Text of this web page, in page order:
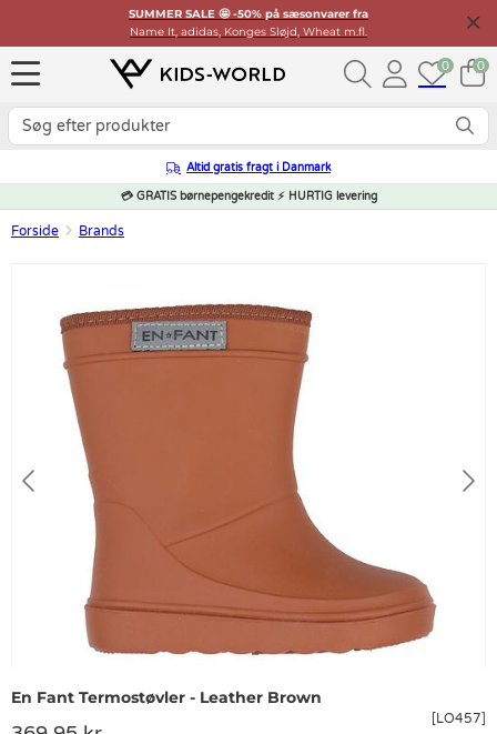
SUMMER SALE 🤩 -50% på sæsonvarer fra
Name It, adidas, Konges Sløjd, Wheat m.fl.
0 0
Altid gratis fragt i Danmark
💳 GRATIS børnepengekredit ⚡ HURTIG levering
Forside Brands
En Fant Termostøvler - Leather Brown
[LO457]